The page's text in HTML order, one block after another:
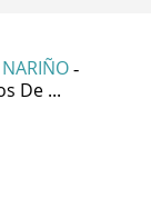
-
De ...